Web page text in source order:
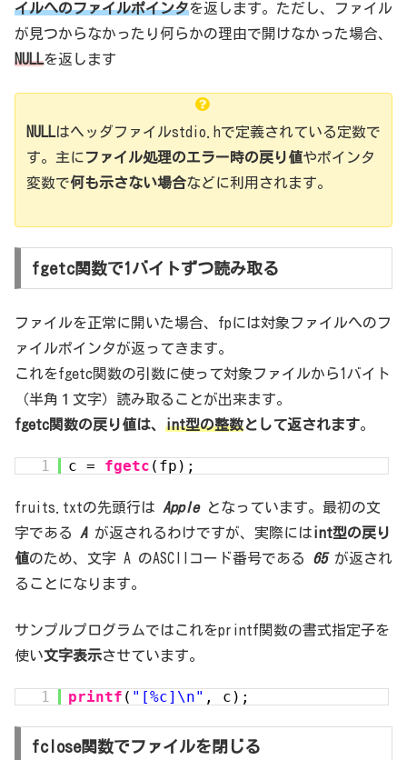
イルへのファイルポインタを返します。ただし、ファイル
が見つからなかったり何らかの理由で開けなかった場合、
NULLを返します
NULL
はヘッダファイルstdio.hで定義されている定数で
す。主に ファイル処理のエラー時の戻り値やポインタ
変数で何も示さない場合などに利用されます。
fgetc関数で1バイトずつ読み取る
ファイルを正常に開いた場合、fpには対象ファイルへのフ
ァイルポインタが返ってきます。
これをfgetc関数の引数に使って対象ファイルから1バイト
（半角１文字）読み取ることが出来ます。
fgetc関数の戻り値は、 int型の整数として返されます。
1 c = fgetc (fp);
fruits.txtの先頭行は Appleとなっています。最初の文
字である Aが返されるわけですが、実際にはint型の戻り
値のため、文字 A のASCIIコード番号である 65が返され
ることになります。
サンプルプログラムではこれをprintf関数の書式指定子を
使い文字表示させています。
1 printf ( "[%c]\n" , c);
fclose関数でファイルを閉じる